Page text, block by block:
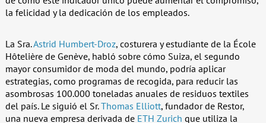
la felicidad y la dedicación de los empleados.
La Sra.Astrid Humbert-Droz, costurera y estudiante de la École
Hôtelière de Genève, habló sobre cómo Suiza, el segundo
mayor consumidor de moda del mundo, podría aplicar
estrategias, como programas de recogida, para reducir las
asombrosas 100.000 toneladas anuales de residuos textiles
del país. Le siguió el Sr.Thomas Elliott, fundador de Restor,
una nueva empresa derivada de ETH Zurich que utiliza la